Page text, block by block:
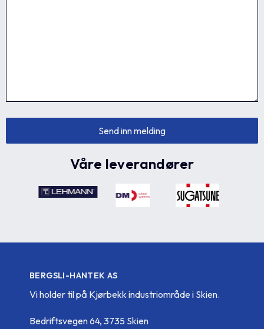
Våre leverandører
BERGSLI-HANTEK AS
Vi holder til på Kjørbekk industriområde i Skien.
Bedriftsvegen 64, 3735 Skien